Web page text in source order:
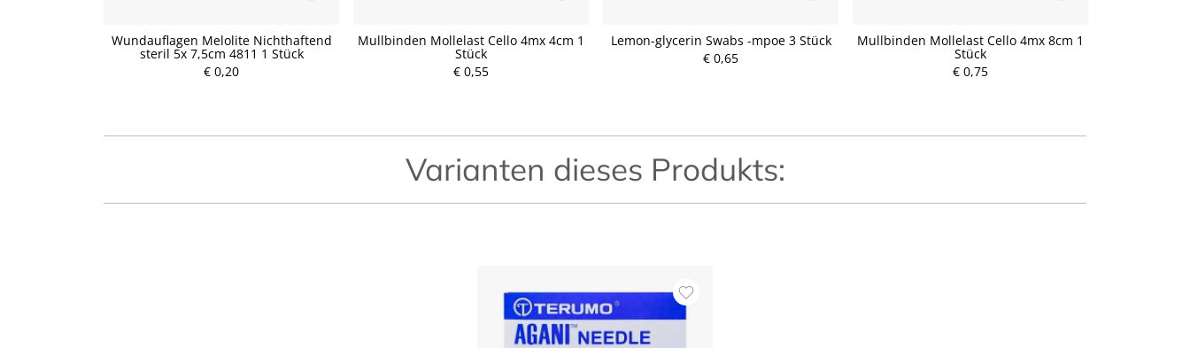
Wundauflagen Melolite Nichthaftend
steril 5x 7,5cm 4811 1 Stück
€ 0,20
Mullbinden Mollelast Cello 4mx 4cm 1
Stück
€ 0,55
Lemon-glycerin Swabs -mpoe 3 Stück
€ 0,65
Mullbinden Mollelast Cello 4mx 8cm 1
Stück
€ 0,75
P
P P
Varianten dieses Produkts: